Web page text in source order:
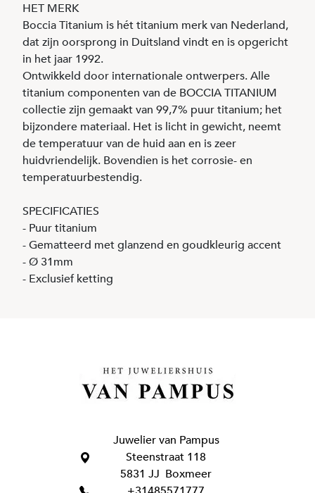
HET MERK
Boccia Titanium is hét titanium merk van Nederland,
dat zijn oorsprong in Duitsland vindt en is opgericht
in het jaar 1992.
Ontwikkeld door internationale ontwerpers. Alle
titanium componenten van de BOCCIA TITANIUM
collectie zijn gemaakt van 99,7% puur titanium; het
bijzondere materiaal. Het is licht in gewicht, neemt
de temperatuur van de huid aan en is zeer
huidvriendelijk. Bovendien is het corrosie- en
temperatuurbestendig.
SPECIFICATIES
- Puur titanium
- Gematteerd met glanzend en goudkleurig accent
- Ø 31mm
- Exclusief ketting
Juwelier van Pampus
Steenstraat 118
5831 JJ Boxmeer